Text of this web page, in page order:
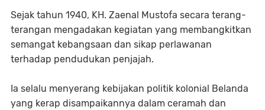
Sejak tahun 1940, KH. Zaenal Mustofa secara terang-
terangan mengadakan kegiatan yang membangkitkan
semangat kebangsaan dan sikap perlawanan
terhadap pendudukan penjajah.
Ia selalu menyerang kebijakan politik kolonial Belanda
yang kerap disampaikannya dalam ceramah dan